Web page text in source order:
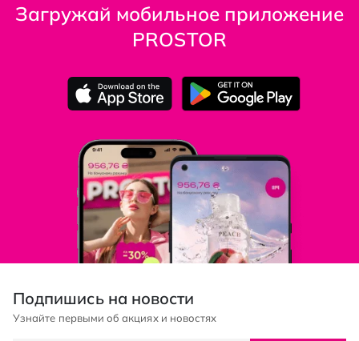
Загружай мобильное приложение
PROSTOR
Подпишись на новости
Узнайте первыми об акциях и новостях